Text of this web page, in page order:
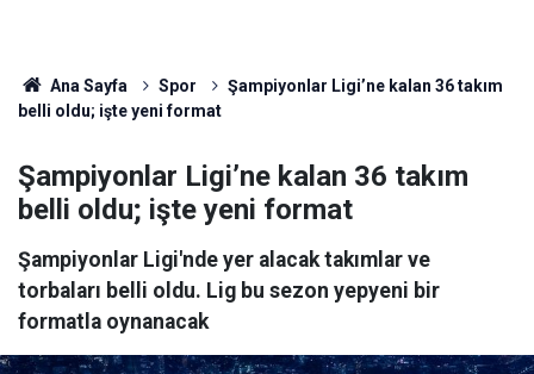
Ana Sayfa Spor
Şampiyonlar Ligi’ne kalan 36 takım
belli oldu; işte yeni format
Şampiyonlar Ligi’ne kalan 36 takım
belli oldu; işte yeni format
Şampiyonlar Ligi'nde yer alacak takımlar ve
torbaları belli oldu. Lig bu sezon yepyeni bir
formatla oynanacak